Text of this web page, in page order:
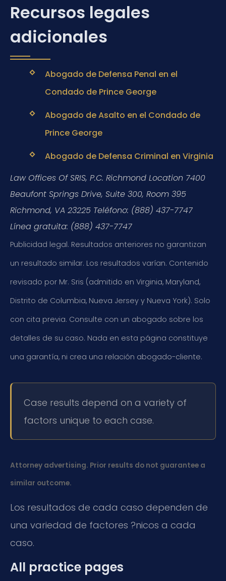
Recursos legales
adicionales
Abogado de Defensa Penal en el
Condado de Prince George
Abogado de Asalto en el Condado de
Prince George
Abogado de Defensa Criminal en Virginia
Law Offices Of SRIS, P.C. Richmond Location 7400
Beaufont Springs Drive, Suite 300, Room 395
Richmond, VA 23225 Teléfono: (888) 437-7747
Línea gratuita: (888) 437-7747
Publicidad legal. Resultados anteriores no garantizan
un resultado similar. Los resultados varían. Contenido
revisado por Mr. Sris (admitido en Virginia, Maryland,
Distrito de Columbia, Nueva Jersey y Nueva York). Solo
con cita previa. Consulte con un abogado sobre los
detalles de su caso. Nada en esta página constituye
una garantía, ni crea una relación abogado-cliente.
Case results depend on a variety of
factors unique to each case.
Attorney advertising. Prior results do not guarantee a
similar outcome.
Los resultados de cada caso dependen de
una variedad de factores ?nicos a cada
caso.
All practice pages